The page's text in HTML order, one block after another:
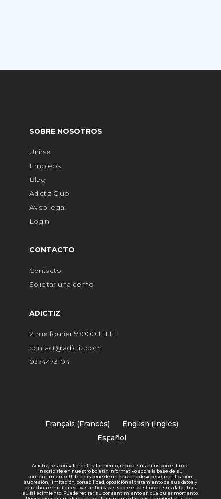
SOBRE NOSOTROS
Unirse
Empleos
Blog
Adictiz Club
Aviso legal
Login
CONTACTO
Contacto
Solicitar una demo
ADICTIZ
2, rue fourier 59000 LILLE
contact@adictiz.com
0374473104
Français (Francés) English (Inglés)
Español
Adictiz, responsable del tratamiento, recoge sus datos con el fin de
inscribirle en nuestro boletín informativo sobre la base de su
consentimiento. Usted dispone de un derecho de acceso, rectificación,
supresión, limitación, portabilidad, oposición al tratamiento de sus datos y
derecho a emitir directivas anticipadas sobre el destino de sus datos tras
su fallecimiento. Puede retirar su consentimiento en cualquier momento.